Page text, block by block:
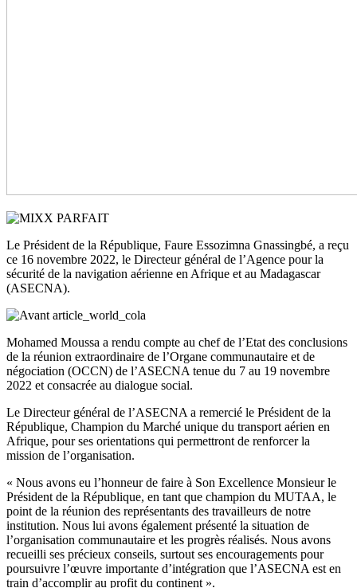
Le Président de la République, Faure Essozimna Gnassingbé, a reçu
ce 16 novembre 2022, le Directeur général de l’Agence pour la
sécurité de la navigation aérienne en Afrique et au Madagascar
(ASECNA).
Mohamed Moussa a rendu compte au chef de l’Etat des conclusions
de la réunion extraordinaire de l’Organe communautaire et de
négociation (OCCN) de l’ASECNA tenue du 7 au 19 novembre
2022 et consacrée au dialogue social.
Le Directeur général de l’ASECNA a remercié le Président de la
République, Champion du Marché unique du transport aérien en
Afrique, pour ses orientations qui permettront de renforcer la
mission de l’organisation.
« Nous avons eu l’honneur de faire à Son Excellence Monsieur le
Président de la République, en tant que champion du MUTAA, le
point de la réunion des représentants des travailleurs de notre
institution. Nous lui avons également présenté la situation de
l’organisation communautaire et les progrès réalisés. Nous avons
recueilli ses précieux conseils, surtout ses encouragements pour
poursuivre l’œuvre importante d’intégration que l’ASECNA est en
train d’accomplir au profit du continent ».